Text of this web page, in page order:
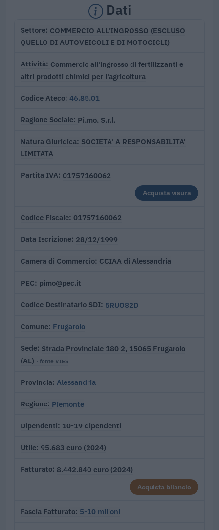
Dati
Settore COMMERCIO ALL'INGROSSO (ESCLUSO
QUELLO DI AUTOVEICOLI E DI MOTOCICLI)
Attività Commercio all'ingrosso di fertilizzanti e
altri prodotti chimici per l'agricoltura
Codice Ateco 46.85.01
Ragione Sociale Pi.mo. S.r.l.
Natura Giuridica SOCIETA' A RESPONSABILITA'
LIMITATA
Partita IVA 01757160062
Acquista visura
Codice Fiscale 01757160062
Data Iscrizione 28/12/1999
Camera di Commercio CCIAA di Alessandria
PEC pimo@pec.it
Codice Destinatario SDI 5RUO82D
Comune Frugarolo
Sede Strada Provinciale 180 2, 15065 Frugarolo
(AL) · fonte VIES
Provincia Alessandria
Regione Piemonte
Dipendenti 10-19 dipendenti
Utile 95.683 euro (2024)
Fatturato 8.442.840 euro (2024)
Acquista bilancio
Fascia Fatturato 5-10 milioni